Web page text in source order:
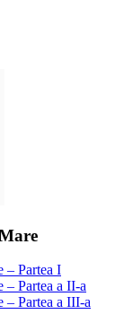
– Partea I
– Partea a II-a
– Partea a III-a